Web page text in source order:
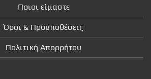
Ποιοι είμαστε
Όροι & Προϋποθέσεις
Πολιτική Απορρήτου